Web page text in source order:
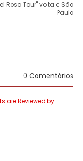
Rosa Tour" volta a São
Paulo
0 Comentários
are Reviewed by